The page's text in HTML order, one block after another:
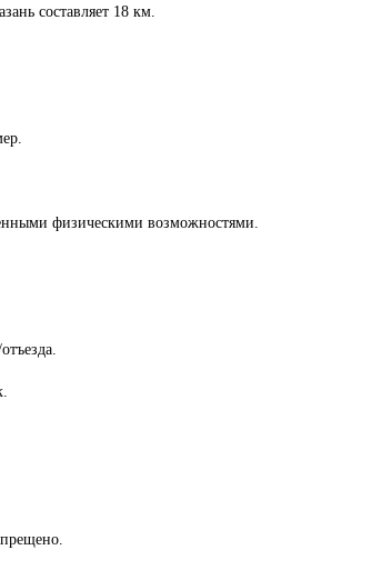
составляет 18 км.
физическими возможностями.